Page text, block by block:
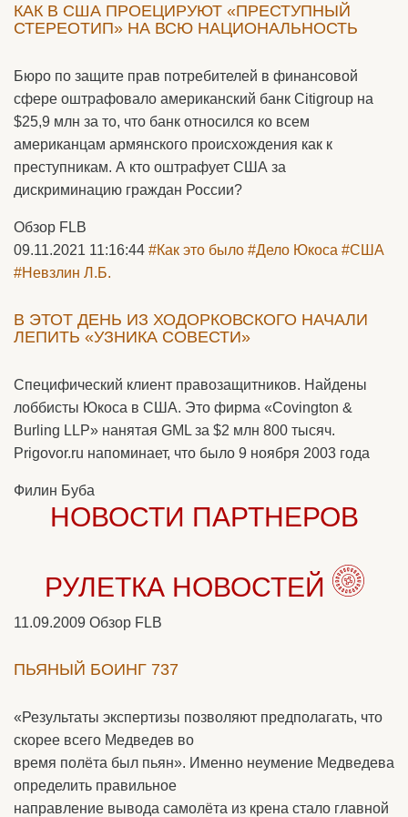
КАК В США ПРОЕЦИРУЮТ «ПРЕСТУПНЫЙ
СТЕРЕОТИП» НА ВСЮ НАЦИОНАЛЬНОСТЬ
Бюро по защите прав потребителей в финансовой
сфере оштрафовало американский банк Citigroup на
$25,9 млн за то, что банк относился ко всем
американцам армянского происхождения как к
преступникам. А кто оштрафует США за
дискриминацию граждан России?
Обзор FLB
09.11.2021 11:16:44 #Как это было #Дело Юкоса #США
#Невзлин Л.Б.
В ЭТОТ ДЕНЬ ИЗ ХОДОРКОВСКОГО НАЧАЛИ
ЛЕПИТЬ «УЗНИКА СОВЕСТИ»
Специфический клиент правозащитников. Найдены
лоббисты Юкоса в США. Это фирма «Covington &
Burling LLP» нанятая GML за $2 млн 800 тысяч.
Prigovor.ru напоминает, что было 9 ноября 2003 года
Филин Буба
НОВОСТИ ПАРТНЕРОВ
РУЛЕТКА НОВОСТЕЙ
11.09.2009 Обзор FLB
ПЬЯНЫЙ БОИНГ 737
«Результаты экспертизы позволяют предполагать, что
скорее всего Медведев во
время полёта был пьян». Именно неумение Медведева
определить правильное
направление вывода самолёта из крена стало главной